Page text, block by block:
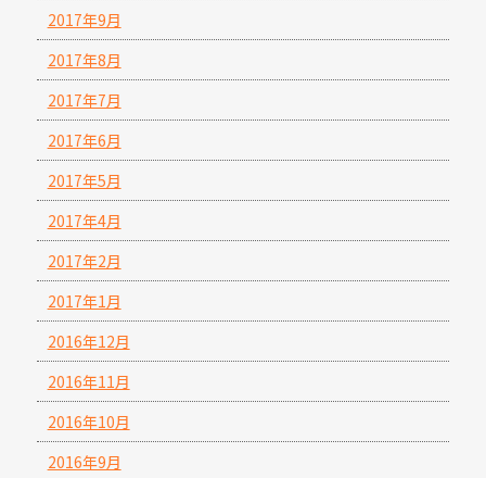
2017年9月
2017年8月
2017年7月
2017年6月
2017年5月
2017年4月
2017年2月
2017年1月
2016年12月
2016年11月
2016年10月
2016年9月